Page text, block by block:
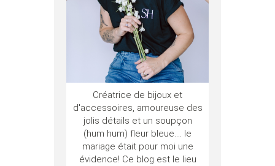
Créatrice de bijoux et
d'accessoires, amoureuse des
jolis détails et un soupçon
(hum hum) fleur bleue.... le
mariage était pour moi une
évidence! Ce blog est le lieu